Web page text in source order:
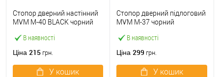
В наявності
Стопор дверний настінний
MVM M-40 BLACK чорний
Ціна 215 грн.
У кошик
В наявності
Стопор дверний підлоговий
MVM M-37 чорний
Ціна 299 грн.
У кошик